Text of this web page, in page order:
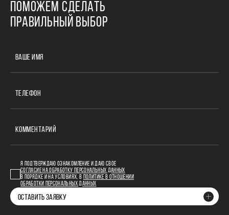
ПОМОЖЕМ СДЕЛАТЬ
ПРАВИЛЬНЫЙ ВЫБОР
ВАШЕ ИМЯ
ТЕЛЕФОН
КОММЕНТАРИЙ
Я ПОДТВЕРЖДАЮ ОЗНАКОМЛЕНИЕ И ДАЮ СВОЕ
СОГЛАСИЕ НА ОБРАБОТКУ ПЕРСОНАЛЬНЫХ ДАННЫХ
В ПОРЯДКЕ И НА УСЛОВИЯХ, В
ПОЛИТИКЕ В ОТНОШЕНИИ
ОБРАБОТКИ ПЕРСОНАЛЬНЫХ ДАННЫХ
ОСТАВИТЬ ЗАЯВКУ